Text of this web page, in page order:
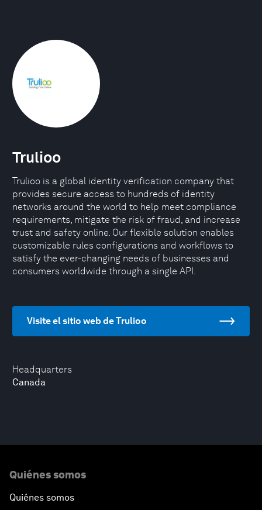
Headquarters
Canada
Trulioo
Trulioo is a global identity verification company that
provides secure access to hundreds of identity
networks around the world to help meet compliance
requirements, mitigate the risk of fraud, and increase
trust and safety online. Our flexible solution enables
customizable rules configurations and workflows to
satisfy the ever-changing needs of businesses and
consumers worldwide through a single API.
Visite el sitio web de Trulioo
Quiénes somos
Quiénes somos